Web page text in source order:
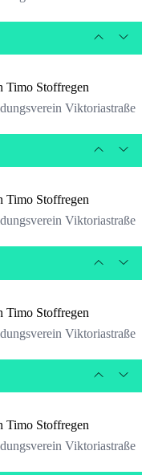
Timo Stoffregen
Viktoriastraße
Timo Stoffregen
Viktoriastraße
Timo Stoffregen
Viktoriastraße
Timo Stoffregen
Viktoriastraße